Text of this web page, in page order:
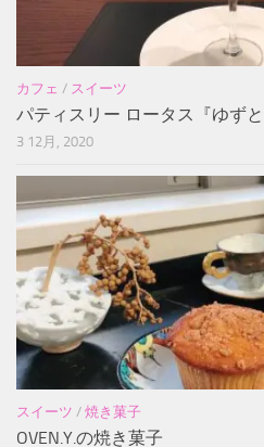
カフェ / スイーツ
パティスリー ロータス『ゆず
3 12月, 2020
スイーツ / 焼き菓子
OVEN.Y.の焼き菓子